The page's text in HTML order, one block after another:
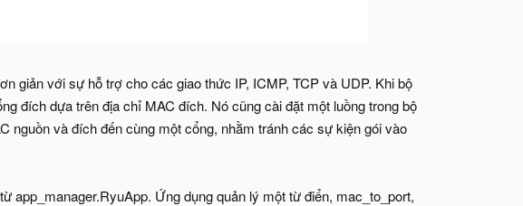
giản với sự hỗ trợ cho các giao thức IP, ICMP, TCP và UDP. Khi bộ
đích dựa trên địa chỉ MAC đích. Nó cũng cài đặt một luồng trong bộ
nguồn và đích đến cùng một cổng, nhằm tránh các sự kiện gói vào
app_manager.RyuApp. Ứng dụng quản lý một từ điển, mac_to_port,